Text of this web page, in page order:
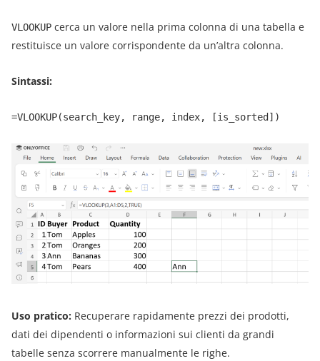
VLOOKUP cerca un valore nella prima colonna di una tabella e
restituisce un valore corrispondente da un’altra colonna.
Sintassi:
=VLOOKUP(search_key, range, index, [is_sorted])
Uso pratico: Recuperare rapidamente prezzi dei prodotti,
dati dei dipendenti o informazioni sui clienti da grandi
tabelle senza scorrere manualmente le righe.